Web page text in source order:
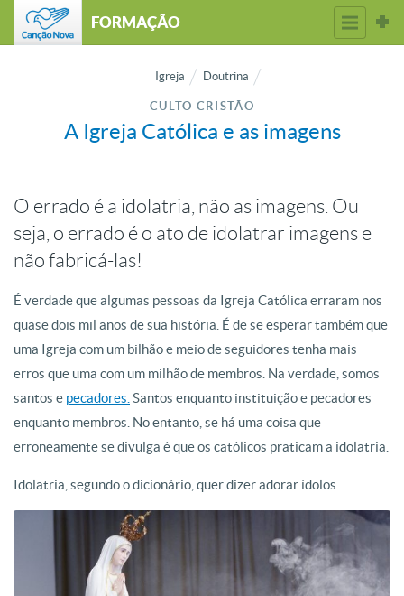
FORMAÇÃO
Igreja Doutrina
CULTO CRISTÃO
A Igreja Católica e as imagens
O errado é a idolatria, não as imagens. Ou
seja, o errado é o ato de idolatrar imagens e
não fabricá-las!
É verdade que algumas pessoas da Igreja Católica erraram nos
quase dois mil anos de sua história. É de se esperar também que
uma Igreja com um bilhão e meio de seguidores tenha mais
erros que uma com um milhão de membros. Na verdade, somos
santos e pecadores. Santos enquanto instituição e pecadores
enquanto membros. No entanto, se há uma coisa que
erroneamente se divulga é que os católicos praticam a idolatria.
Idolatria, segundo o dicionário, quer dizer adorar ídolos.